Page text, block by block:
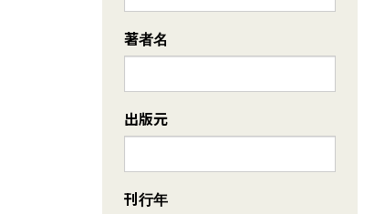
著者名
出版元
刊行年